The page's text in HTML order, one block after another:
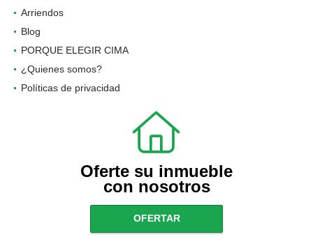
Arriendos
Blog
PORQUE ELEGIR CIMA
¿Quienes somos?
Políticas de privacidad
Oferte su inmueble
con nosotros
OFERTAR